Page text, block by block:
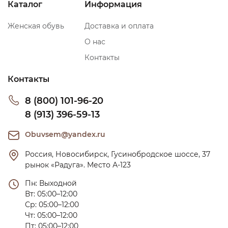
Каталог
Женская обувь
Информация
Доставка и оплата
О нас
Контакты
Контакты
8 (800) 101-96-20
8 (913) 396-59-13
Obuvsem@yandex.ru
Россия, Новосибирск, Гусинобродское шоссе, 37
рынок «Радуга». Место А-123
Пн: Выходной
Вт: 05:00–12:00
Ср: 05:00–12:00
Чт: 05:00–12:00
Пт: 05:00–12:00